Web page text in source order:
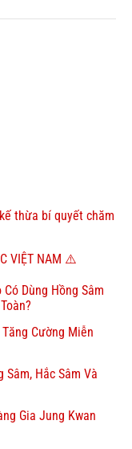
thừa bí quyết chăm
VIỆT NAM ⚠️
Dùng Hồng Sâm
Cường Miễn
Sâm, Hắc Sâm Và
Gia Jung Kwan